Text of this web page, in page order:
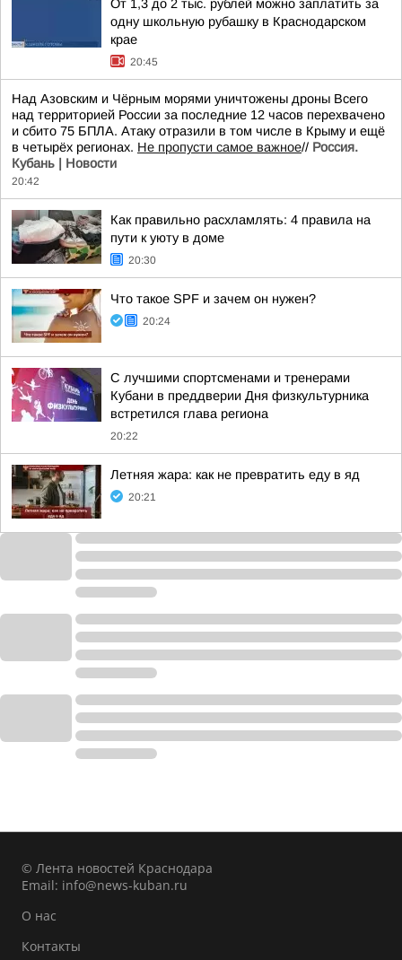
От 1,3 до 2 тыс. рублей можно заплатить за
одну школьную рубашку в Краснодарском
крае
20:45
Над Азовским и Чёрным морями уничтожены дроны Всего
над территорией России за последние 12 часов перехвачено
и сбито 75 БПЛА. Атаку отразили в том числе в Крыму и ещё
в четырёх регионах. Не пропусти самое важное// Россия.
Кубань | Новости
20:42
Как правильно расхламлять: 4 правила на
пути к уюту в доме
20:30
Что такое SPF и зачем он нужен?
20:24
С лучшими спортсменами и тренерами
Кубани в преддверии Дня физкультурника
встретился глава региона
20:22
Летняя жара: как не превратить еду в яд
20:21
© Лента новостей Краснодара
Email: info@news-kuban.ru
О нас
Контакты